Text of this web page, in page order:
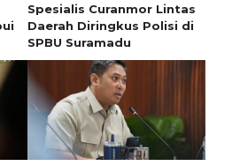
Spesialis Curanmor Lintas
Daerah Diringkus Polisi di
SPBU Suramadu